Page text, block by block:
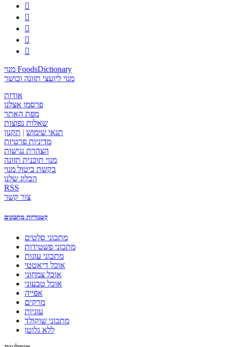





מנוי FoodsDictionary
מנוי ליועצי תזונה וכושר
אודות
פרסמו אצלנו
מפת האתר
שאלות נפוצות
תנאי שימוש | תקנון
מדיניות פרטיות
הצהרת נגישות
מנוי תוכנית תזונה
בקשת ביטול מנוי
הבלוג שלנו
RSS
צור קשר
קטגוריות מתכונים
מתכוני סלטים
מתכוני פשטידות
מתכוני עוגות
אוכל דיאטטי
אוכל צמחוני
אוכל טבעוני
אפייה
מרקים
עוגיות
מתכוני שוקולד
ללא גלוטן